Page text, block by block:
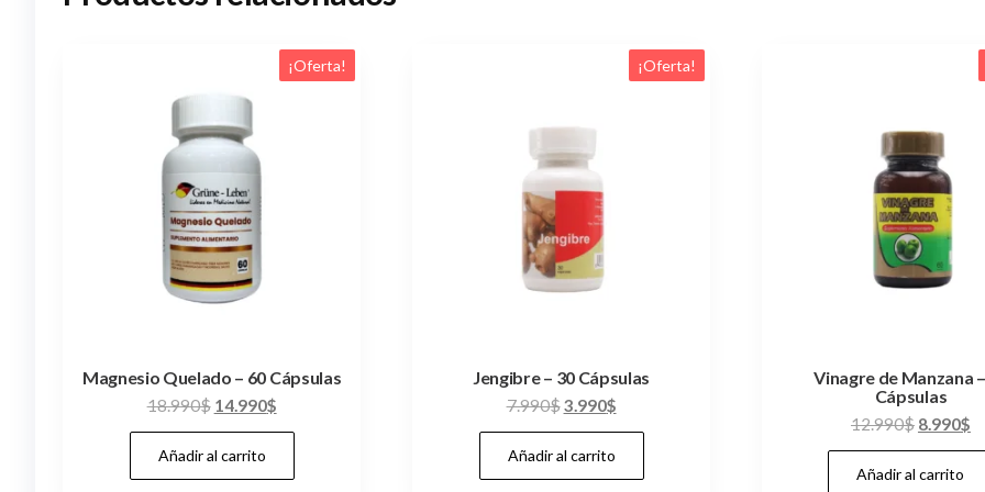
¡Oferta!
Magnesio Quelado – 60 Cápsulas
18.990$ El
precio
original
era:
14.990$El
precio
es:
Añadir al carrito
¡Oferta!
Jengibre – 30 Cápsulas
7.990$El
precio
original
era:
3.990$El
precio
es:
Añadir al carrito
Vinagre de Manzana
Cápsulas
12.990$ El
precio
original
8.990$El
Añadir al carrito